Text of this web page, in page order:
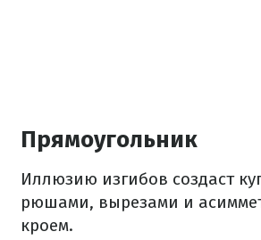
Прямоугольник
Иллюзию изгибов создаст
рюшами, вырезами и
кроем.